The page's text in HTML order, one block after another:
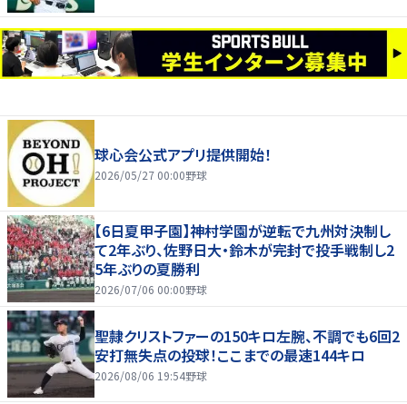
球心会公式アプリ提供開始！
2026/05/27 00:00野球
【6日夏甲子園】神村学園が逆転で九州対決制し
て2年ぶり、佐野日大・鈴木が完封で投手戦制し2
5年ぶりの夏勝利
2026/07/06 00:00野球
聖隷クリストファーの150キロ左腕、不調でも6回2
安打無失点の投球！ここまでの最速144キロ
2026/08/06 19:54野球